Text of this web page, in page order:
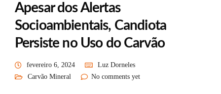
Apesar dos Alertas
Socioambientais, Candiota
Persiste no Uso do Carvão
fevereiro 6, 2024
Luz Dorneles
Carvão Mineral
No comments yet